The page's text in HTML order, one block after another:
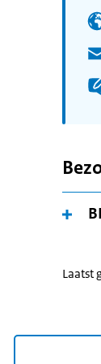
Laatst